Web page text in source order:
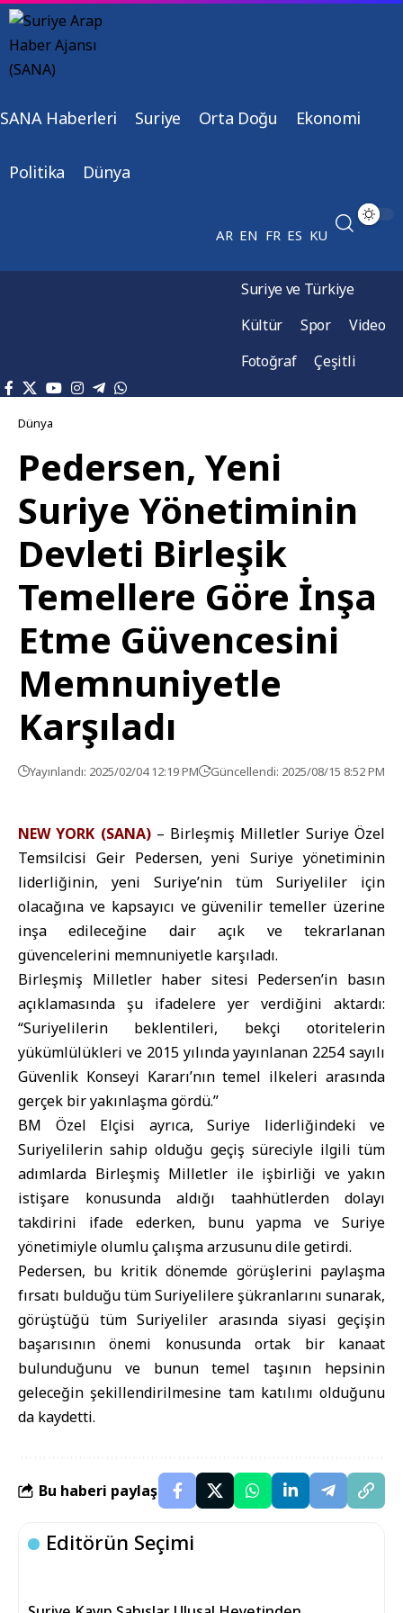
SANA Haberleri Suriye Orta Doğu Ekonomi
Politika Dünya
AR EN FR ES KU
Suriye ve Türkiye
Kültür
Spor
Video
Fotoğraf
Çeşitli
Dünya
Pedersen, Yeni
Suriye Yönetiminin
Devleti Birleşik
Temellere Göre İnşa
Etme Güvencesini
Memnuniyetle
Karşıladı
Yayınlandı: 2025/02/04 12:19 PM Güncellendi: 2025/08/15 8:52 PM
NEW YORK (SANA) – Birleşmiş Milletler Suriye Özel
Temsilcisi Geir Pedersen, yeni Suriye yönetiminin
liderliğinin, yeni Suriye’nin tüm Suriyeliler için
olacağına ve kapsayıcı ve güvenilir temeller üzerine
inşa edileceğine dair açık ve tekrarlanan
güvencelerini memnuniyetle karşıladı.
Birleşmiş Milletler haber sitesi Pedersen’in basın
açıklamasında şu ifadelere yer verdiğini aktardı:
“Suriyelilerin beklentileri, bekçi otoritelerin
yükümlülükleri ve 2015 yılında yayınlanan 2254 sayılı
Güvenlik Konseyi Kararı’nın temel ilkeleri arasında
gerçek bir yakınlaşma gördü.”
BM Özel Elçisi ayrıca, Suriye liderliğindeki ve
Suriyelilerin sahip olduğu geçiş süreciyle ilgili tüm
adımlarda Birleşmiş Milletler ile işbirliği ve yakın
istişare konusunda aldığı taahhütlerden dolayı
takdirini ifade ederken, bunu yapma ve Suriye
yönetimiyle olumlu çalışma arzusunu dile getirdi.
Pedersen, bu kritik dönemde görüşlerini paylaşma
fırsatı bulduğu tüm Suriyelilere şükranlarını sunarak,
görüştüğü tüm Suriyeliler arasında siyasi geçişin
başarısının önemi konusunda ortak bir kanaat
bulunduğunu ve bunun temel taşının hepsinin
geleceğin şekillendirilmesine tam katılımı olduğunu
da kaydetti.
Bu haberi paylaş
Editörün Seçimi